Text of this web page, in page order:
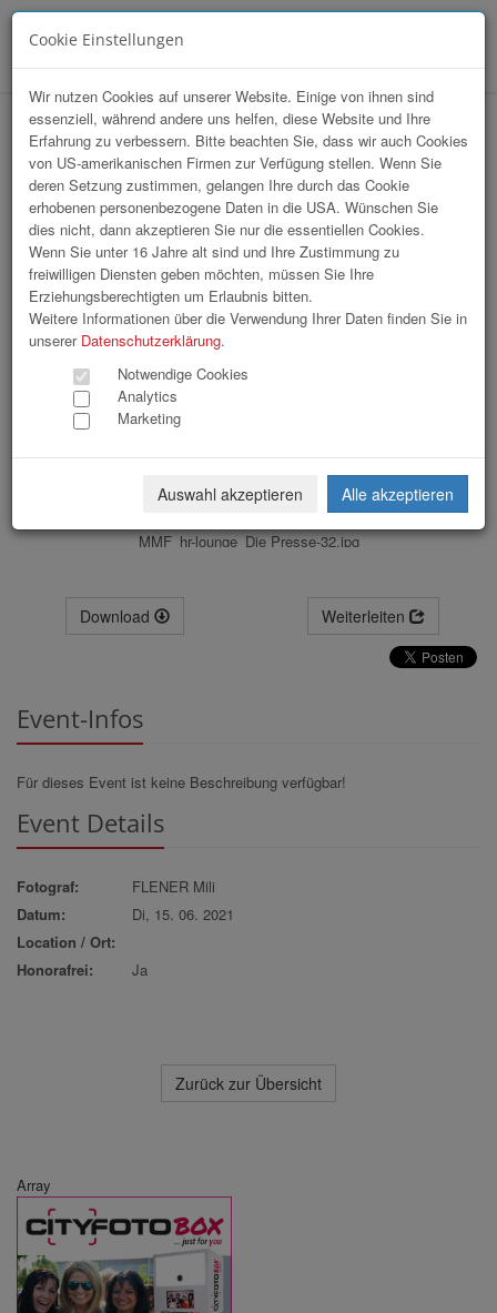
hr-lounge Ost zu Gast bei "Die Presse"
MMF_hr-lounge_Die Presse-32.jpg
Download Weiterleiten
Event-Infos
Für dieses Event ist keine Beschreibung verfügbar!
Event Details
Fotograf:
FLENER Mili
Datum:
Di, 15. 06. 2021
Location / Ort:
Honorafrei:
Ja
Zurück zur Übersicht
Array
Cookie Einstellungen
Wir nutzen Cookies auf unserer Website. Einige von ihnen sind
essenziell, während andere uns helfen, diese Website und Ihre
Erfahrung zu verbessern. Bitte beachten Sie, dass wir auch Cookies
von US-amerikanischen Firmen zur Verfügung stellen. Wenn Sie
deren Setzung zustimmen, gelangen Ihre durch das Cookie
erhobenen personenbezogene Daten in die USA. Wünschen Sie
dies nicht, dann akzeptieren Sie nur die essentiellen Cookies.
Wenn Sie unter 16 Jahre alt sind und Ihre Zustimmung zu
freiwilligen Diensten geben möchten, müssen Sie Ihre
Erziehungsberechtigten um Erlaubnis bitten.
Weitere Informationen über die Verwendung Ihrer Daten finden Sie in
unserer Datenschutzerklärung.
Notwendige Cookies
Analytics
Marketing
Auswahl akzeptieren Alle akzeptieren